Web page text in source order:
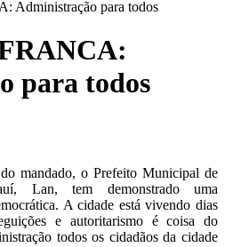
Administração para todos
para todos
mandado, o Prefeito Municipal de
Lan, tem demonstrado uma
A cidade está vivendo dias
e autoritarismo é coisa do
todos os cidadãos da cidade